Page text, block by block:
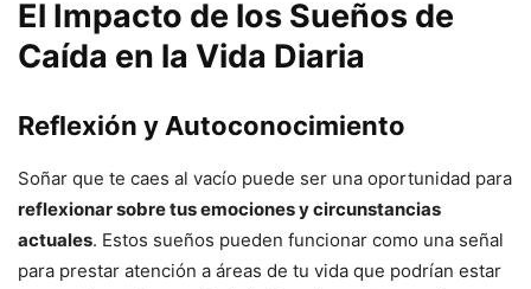
El Impacto de los Sueños de
Caída en la Vida Diaria
Reflexión y Autoconocimiento
Soñar que te caes al vacío puede ser una oportunidad para
reflexionar sobre tus emociones y circunstancias
actuales. Estos sueños pueden funcionar como una señal
para prestar atención a áreas de tu vida que podrían estar